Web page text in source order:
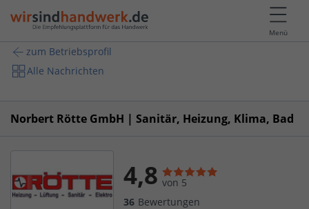
Menü
zum Betriebsprofil
Alle Nachrichten
Norbert Rötte GmbH | Sanitär, Heizung, Klima, Bad
4,8 von 5
36 Bewertungen